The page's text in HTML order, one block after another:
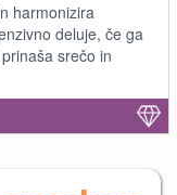
harmonizira
deluje, če ga
srečo in